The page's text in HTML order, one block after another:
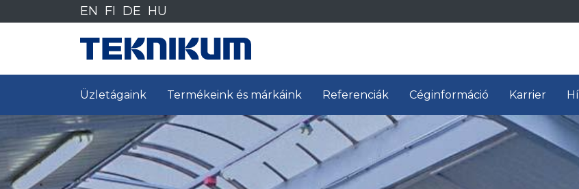
sisältöön
EN FI DE HU
Üzletágaink Termékeink és márkáink Referenciák Céginformáció Karrier